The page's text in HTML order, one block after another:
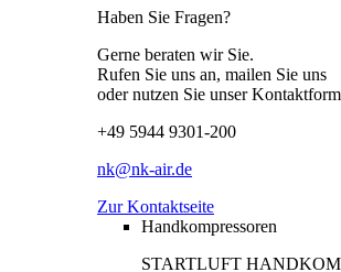
Haben Sie Fragen?
Gerne beraten wir Sie.
Rufen Sie uns an, mailen Sie uns
oder nutzen Sie unser
+49 5944 9301-200
nk@nk-air.de
Zur Kontaktseite
Handkompressoren
STARTLUFT